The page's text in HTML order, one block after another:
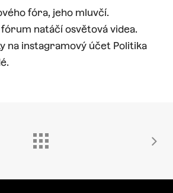
fóra, jeho mluvčí.
natáčí osvětová videa.
na instagramový účet Politika